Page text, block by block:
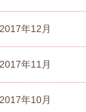
2017年12月
2017年11月
2017年10月